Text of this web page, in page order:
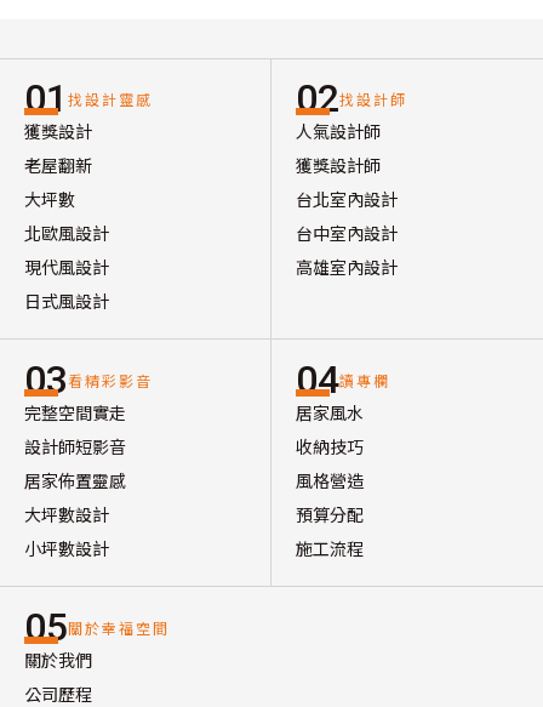
01 找設計靈感
獲獎設計
老屋翻新
大坪數
北歐風設計
現代風設計
日式風設計
02找設計師
人氣設計師
獲獎設計師
台北室內設計
台中室內設計
高雄室內設計
03看精彩影音
完整空間實走
設計師短影音
居家佈置靈感
大坪數設計
小坪數設計
04讀專欄
居家風水
收納技巧
風格營造
預算分配
施工流程
05關於幸福空間
關於我們
公司歷程